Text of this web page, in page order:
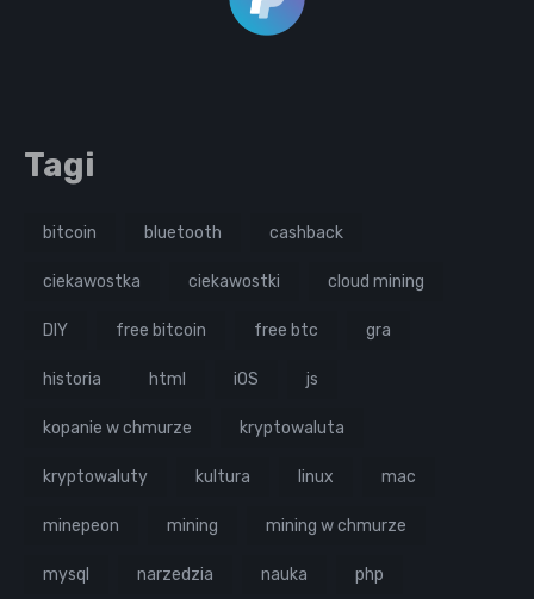
Tagi
bitcoin bluetooth cashback
ciekawostka ciekawostki cloud mining
DIY free bitcoin free btc gra
historia html iOS js
kopanie w chmurze kryptowaluta
kryptowaluty kultura linux mac
minepeon mining mining w chmurze
mysql narzedzia nauka php